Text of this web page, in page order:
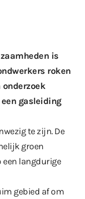
is
roken
gasleiding
te zijn. De
groen
langdurige
gebied af om